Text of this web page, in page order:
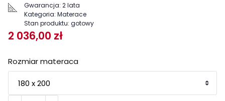
Gwarancja: 2 lata
Kategoria: Materace
Stan produktu: gotowy
2 036,00 zł
Rozmiar materaca